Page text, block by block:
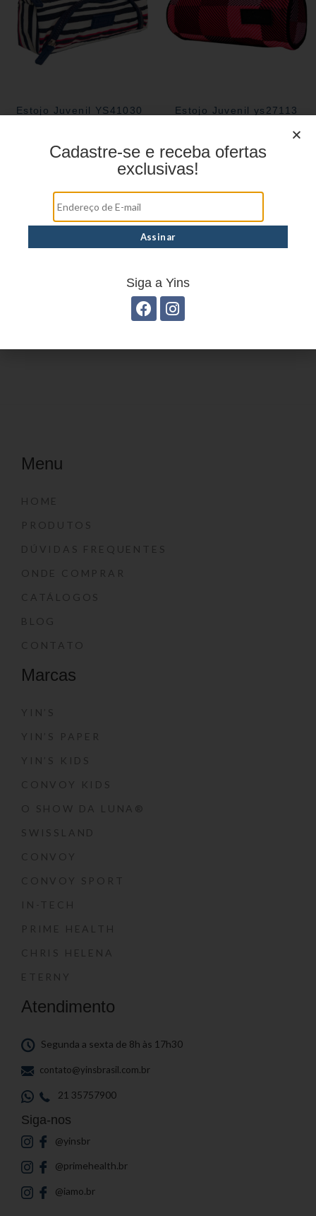
Estojo Juvenil YS41030 Estojo Juvenil ys27113
Estojo Juvenil YS27100 Estojo juvenil YS27114
Menu
HOME
PRODUTOS
DÚVIDAS FREQUENTES
ONDE COMPRAR
CATÁLOGOS
BLOG
CONTATO
Marcas
YIN’S
YIN’S PAPER
YIN’S KIDS
CONVOY KIDS
O SHOW DA LUNA®
SWISSLAND
CONVOY
CONVOY SPORT
IN-TECH
PRIME HEALTH
CHRIS HELENA
ETERNY
Atendimento
Segunda a sexta de 8h às 17h30
contato@yinsbrasil.com.br
21 35757900
Siga-nos
@yinsbr
@primehealth.br
@iamo.br
Cadastre-se e receba ofertas
exclusivas!
Siga a Yins